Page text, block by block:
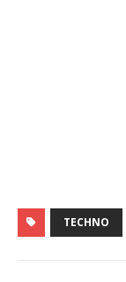
TECHNO